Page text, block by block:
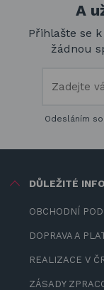
A
Přihlašte se
žádnou
Odesláním
DŮLEŽITÉ
OBCHODNÍ
DOPRAVA A
REALIZACE V
ZÁSADY